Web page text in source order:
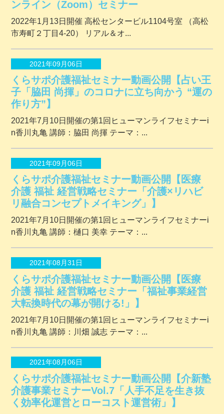
ンライン（Zoom）セミナー
2022年1月13日開催 ⾼松センタービル1104号室 （⾼松
市寿町２丁⽬4-20） リアル＆オ...
2021年09月06日
くらサポ介護福祉セミナー動画公開【占い王
子「脇田 尚揮」のコロナに立ち向かう “運の
作り方”】
2021年7月10日開催の第1回ヒューマンライフセミナーi
n香川丸亀 講師：脇田 尚揮 テーマ：...
2021年09月06日
くらサポ介護福祉セミナー動画公開【医療
介護 福祉 経営戦略セミナー「介護×リハビ
リ融合コンセプトメイキング」】
2021年7月10日開催の第1回ヒューマンライフセミナーi
n香川丸亀 講師：樋口 美幸 テーマ：...
2021年08月31日
くらサポ介護福祉セミナー動画公開【医療
介護 福祉 経営戦略セミナー「福祉事業経営
大転換時代の幕が開ける!」】
2021年7月10日開催の第1回ヒューマンライフセミナーi
n香川丸亀 講師：川畑 誠志 テーマ：...
2021年08月06日
くらサポ介護福祉セミナー動画公開【介新塾
介護事業セミナーVol.7「人手不足を生き抜
く効率化運営とローコスト運営術」】